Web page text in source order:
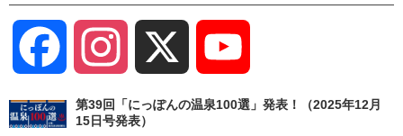
Facebook Instagram
Channel
第39回「にっぽんの温泉100選」発表！（2025年12月
15日号発表）